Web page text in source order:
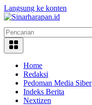
Langsung ke konten
Home
Redaksi
Pedoman Media Siber
Indeks Berita
Nextizen